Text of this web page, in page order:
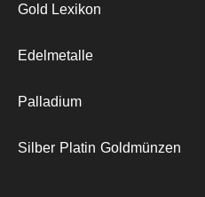
Gold Lexikon
Edelmetalle
Palladium
Silber Platin Goldmünzen